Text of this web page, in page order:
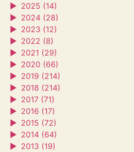
► 2025 (14)
► 2024 (28)
► 2023 (12)
► 2022 (8)
► 2021 (29)
► 2020 (66)
► 2019 (214)
► 2018 (214)
► 2017 (71)
► 2016 (17)
► 2015 (72)
► 2014 (64)
► 2013 (19)